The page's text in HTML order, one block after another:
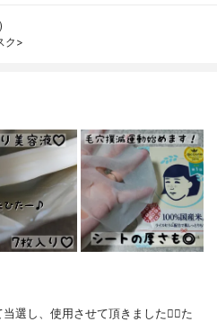
ク>
選し、使用させて頂きました🙇‍♀️た